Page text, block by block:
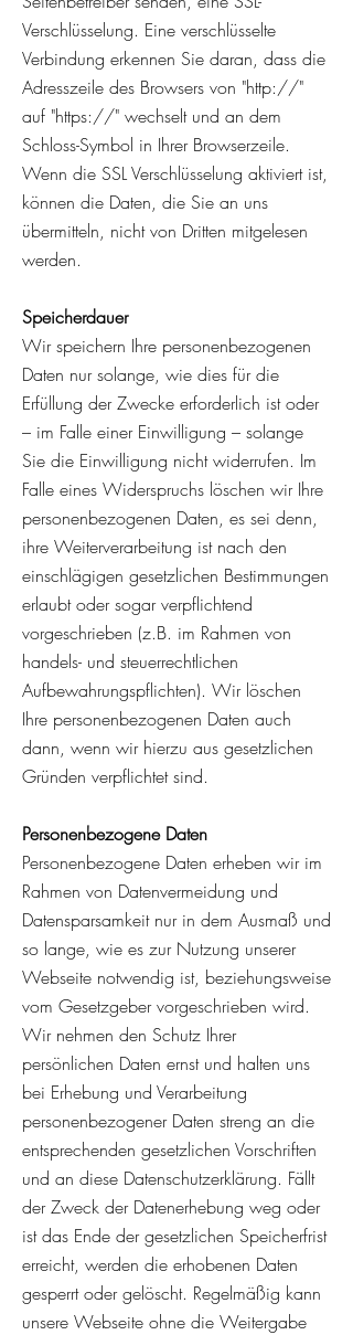
Verschlüsselung. Eine verschlüsselte
Verbindung erkennen Sie daran, dass die
Adresszeile des Browsers von "http://"
auf "https://" wechselt und an dem
Schloss-Symbol in Ihrer Browserzeile.
Wenn die SSL Verschlüsselung aktiviert ist,
können die Daten, die Sie an uns
übermitteln, nicht von Dritten mitgelesen
werden.
Speicherdauer
Wir speichern Ihre personenbezogenen
Daten nur solange, wie dies für die
Erfüllung der Zwecke erforderlich ist oder
– im Falle einer Einwilligung – solange
Sie die Einwilligung nicht widerrufen. Im
Falle eines Widerspruchs löschen wir Ihre
personenbezogenen Daten, es sei denn,
ihre Weiterverarbeitung ist nach den
einschlägigen gesetzlichen Bestimmungen
erlaubt oder sogar verpflichtend
vorgeschrieben (z.B. im Rahmen von
handels- und steuerrechtlichen
Aufbewahrungspflichten). Wir löschen
Ihre personenbezogenen Daten auch
dann, wenn wir hierzu aus gesetzlichen
Gründen verpflichtet sind.
Personenbezogene Daten
Personenbezogene Daten erheben wir im
Rahmen von Datenvermeidung und
Datensparsamkeit nur in dem Ausmaß und
so lange, wie es zur Nutzung unserer
Webseite notwendig ist, beziehungsweise
vom Gesetzgeber vorgeschrieben wird.
Wir nehmen den Schutz Ihrer
persönlichen Daten ernst und halten uns
bei Erhebung und Verarbeitung
personenbezogener Daten streng an die
entsprechenden gesetzlichen Vorschriften
und an diese Datenschutzerklärung. Fällt
der Zweck der Datenerhebung weg oder
ist das Ende der gesetzlichen Speicherfrist
erreicht, werden die erhobenen Daten
gesperrt oder gelöscht. Regelmäßig kann
unsere Webseite ohne die Weitergabe